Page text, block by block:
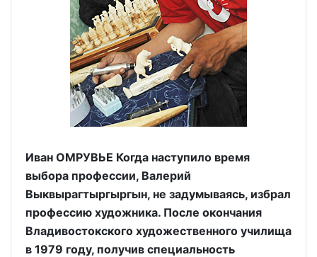
Иван ОМРУВЬЕ Когда наступило время
выбора профессии, Валерий
Выквырагтыргыргын, не задумываясь, избрал
профессию художника. После окончания
Владивостокского художественного училища
в 1979 году, получив специальность